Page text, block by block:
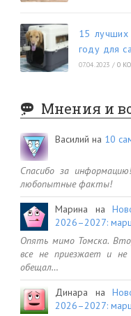
15
году для
07.04.2023 / 0
Мнения и
Василий на 10
Спасибо за
любопытные факты!
Марина на
2026–2027:
Опять мимо Томска.
все не приезжает и
обещал…
Динара на
2026–2027: